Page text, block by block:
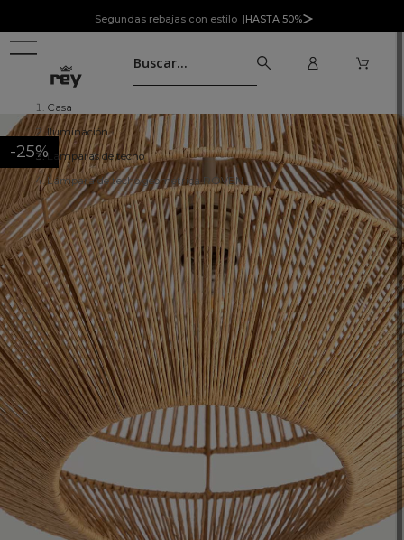
Segundas rebajas con estilo |HASTA 50%
Casa
Iluminación
Lamparas de techo
Lámpara de techo geométrica ROVEN
-25%